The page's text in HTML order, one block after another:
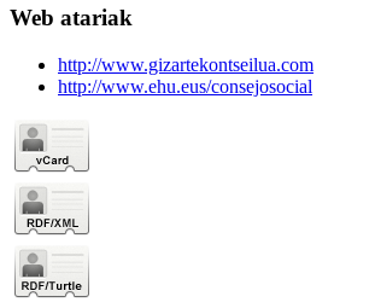
Web atariak
http://www.gizartekontseilua.com
http://www.ehu.eus/consejosocial